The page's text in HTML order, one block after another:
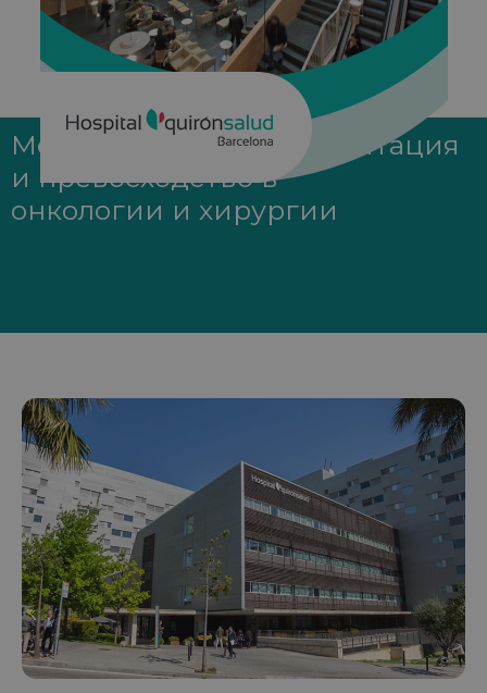
Международная аккредитация
и превосходство в
онкологии и хирургии